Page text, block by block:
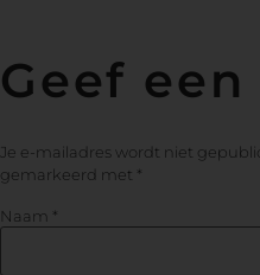
Geef
Je e-mailadres wordt niet
gemarkeerd met *
Naam *